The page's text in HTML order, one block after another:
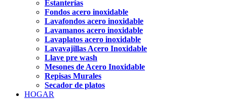
Estanterías
Fondos acero inoxidable
Lavafondos acero inoxidable
Lavamanos acero inoxidable
Lavaplatos acero inoxidable
Lavavajillas Acero Inoxidable
Llave pre wash
Mesones de Acero Inoxidable
Repisas Murales
Secador de platos
HOGAR